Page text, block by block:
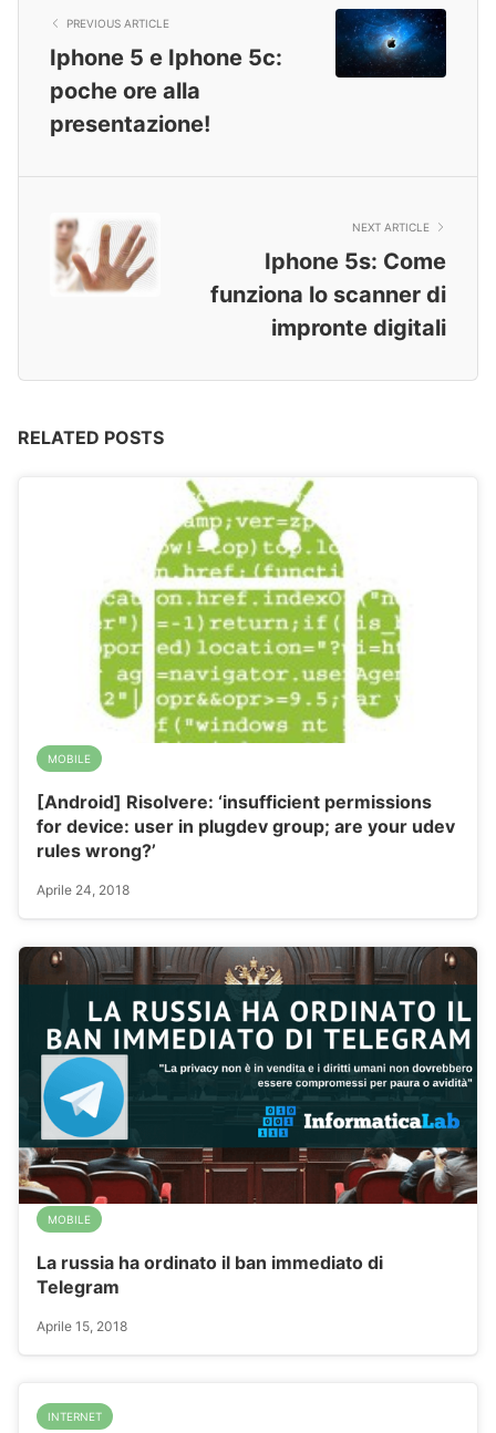
PREVIOUS ARTICLE
Iphone 5 e Iphone 5c:
poche ore alla
presentazione!
NEXT ARTICLE
Iphone 5s: Come
funziona lo scanner di
impronte digitali
RELATED POSTS
MOBILE
[Android] Risolvere: ‘insufficient permissions
for device: user in plugdev group; are your udev
rules wrong?’
Aprile 24, 2018
MOBILE
La russia ha ordinato il ban immediato di
Telegram
Aprile 15, 2018
INTERNET